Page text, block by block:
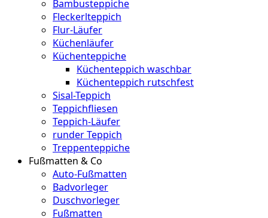
Bambusteppiche
Fleckerlteppich
Flur-Läufer
Küchenläufer
Küchenteppiche
Küchenteppich waschbar
Küchenteppich rutschfest
Sisal-Teppich
Teppichfliesen
Teppich-Läufer
runder Teppich
Treppenteppiche
Fußmatten & Co
Auto-Fußmatten
Badvorleger
Duschvorleger
Fußmatten